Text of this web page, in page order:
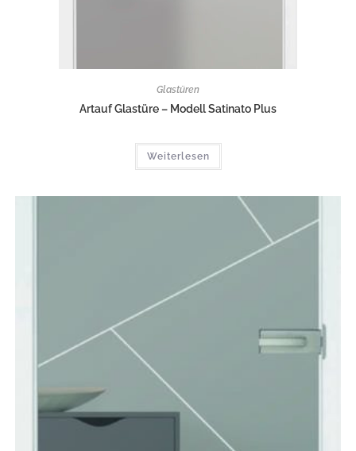
Glastüren
Artauf Glastüre – Modell Satinato Plus
Weiterlesen